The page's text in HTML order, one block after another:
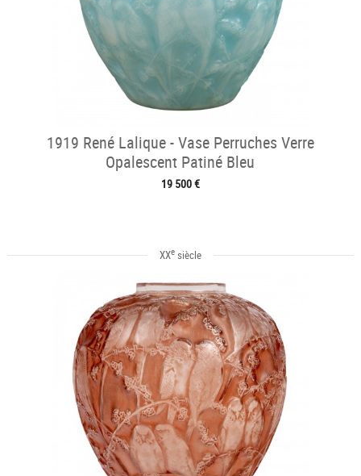
1919 René Lalique - Vase Perruches Verre
Opalescent Patiné Bleu
19 500 €
XXesiècle